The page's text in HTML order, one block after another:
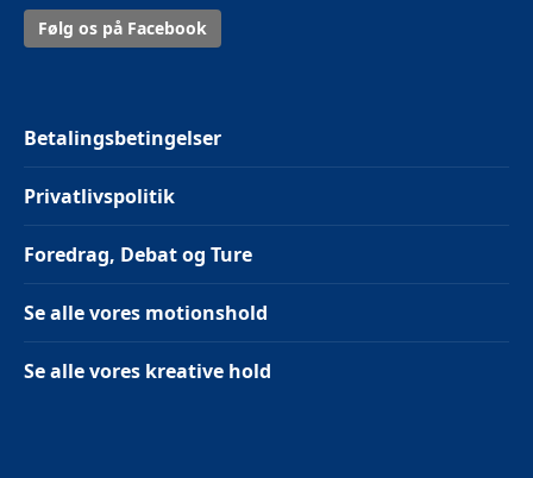
Følg os på Facebook
Betalingsbetingelser
Privatlivspolitik
Foredrag, Debat og Ture
Se alle vores motionshold
Se alle vores kreative hold